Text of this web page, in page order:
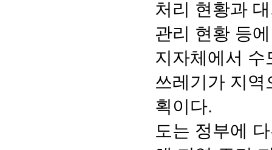
처리 현황과
관리 현황 등
지자체에서
쓰레기가 지
획이다.
도는 정부에